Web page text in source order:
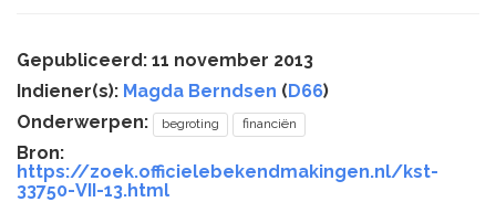
Gepubliceerd: 11 november 2013
Indiener(s): Magda Berndsen (D66)
Onderwerpen:
begroting financiën
Bron:
https://zoek.officielebekendmakingen.nl/kst-
33750-VII-13.html